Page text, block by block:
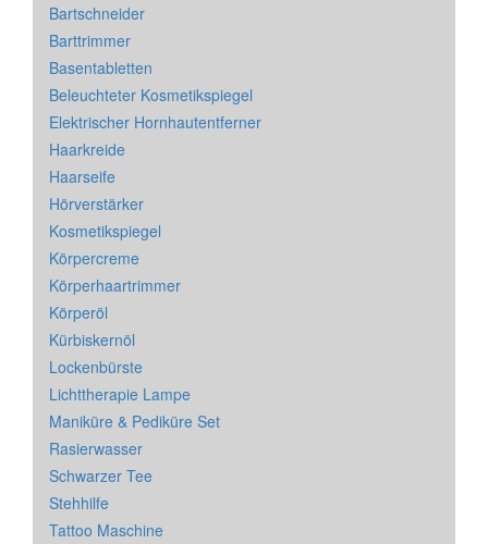
Bartschneider
Barttrimmer
Basentabletten
Beleuchteter Kosmetikspiegel
Elektrischer Hornhautentferner
Haarkreide
Haarseife
Hörverstärker
Kosmetikspiegel
Körpercreme
Körperhaartrimmer
Körperöl
Kürbiskernöl
Lockenbürste
Lichttherapie Lampe
Maniküre & Pediküre Set
Rasierwasser
Schwarzer Tee
Stehhilfe
Tattoo Maschine